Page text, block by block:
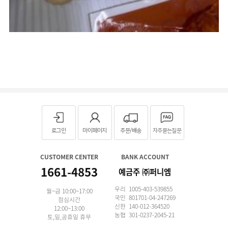
로그인 마이페이지 주문/배송 자주묻는질문
CUSTOMER CENTER
1661-4853
월~금 10:00~17:00
점심시간
12:00~13:00
토,일,공휴일 휴무
BANK ACCOUNT
예금주 ㈜퍼니엠
우리 1005-403-539855
국민 801701-04-247269
신한 140-012-364520
농협 301-0237-2045-21